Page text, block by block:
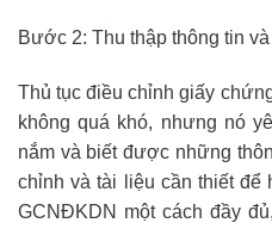
Bước 2: Thu thập thông tin
Thủ tục điều chỉnh giấy
không quá khó, nhưng nó
nắm và biết được những
chỉnh và tài liệu cần thiết để
GCNĐKDN một cách đầy